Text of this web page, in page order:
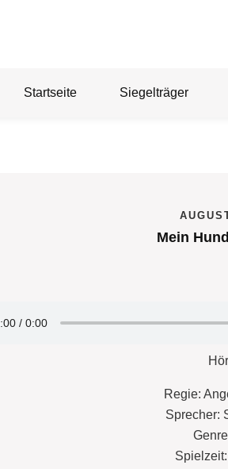
Startseite Siegelträger
Mein
Regie:
Sprecher: